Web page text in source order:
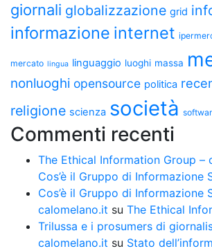
giornali globalizzazione grid
informazione internet
mercato lingua linguaggio luoghi massa
nonluoghi opensource politica
religione scienza società
Commenti recenti
The Ethical Information Group –
Cos’è il Gruppo di Informazione
Cos’è il Gruppo di Informazione
calomelano.it su The Ethical
Trilussa e i prosumers di
calomelano.it su Stato